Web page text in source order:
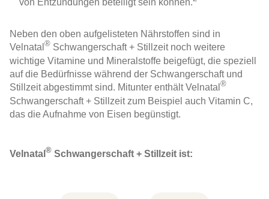
Neben den oben aufgelisteten Nährstoffen sind in
Velnatal ® Schwangerschaft + Stillzeit noch weitere
wichtige Vitamine und Mineralstoffe beigefügt, die speziell
auf die Bedürfnisse während der Schwangerschaft und
Stillzeit abgestimmt sind. Mitunter enthält Velnatal ®
Schwangerschaft + Stillzeit zum Beispiel auch Vitamin C,
das die Aufnahme von Eisen begünstigt.
Velnatal ® Schwangerschaft + Stillzeit ist: